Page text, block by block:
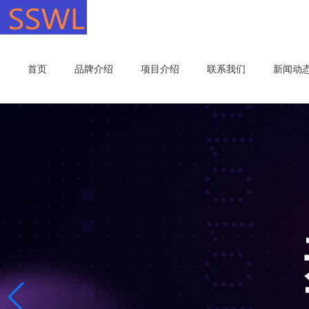
首页 品牌介绍 项目介绍 联系我们 新闻动